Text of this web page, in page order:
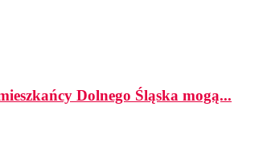
Dolnego Śląska mogą...